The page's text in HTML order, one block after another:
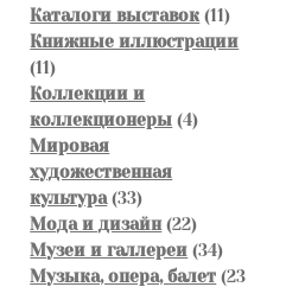
товаров
Каталоги выставок 1111
товаров
Книжные иллюстрации
1111
товаров
Коллекции и
коллекционеры 44
Мировая
художественная
культура 3333
товара
Мода и дизайн 2222
товара
Музеи и галлереи 3434
товара
Музыка, опера, балет 23